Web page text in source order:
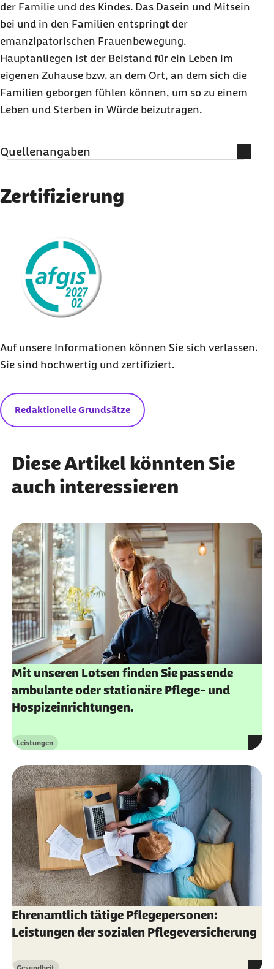
der Familie und des Kindes. Das Dasein und Mitsein
bei und in den Familien entspringt der
emanzipatorischen Frauenbewegung.
Hauptanliegen ist der Beistand für ein Leben im
eigenen Zuhause bzw. an dem Ort, an dem sich die
Familien geborgen fühlen können, um so zu einem
Leben und Sterben in Würde beizutragen.
Quellenangaben
Angehörige pflegen: Das Magazin für die
Pflege zu Hause, Pflegee.V.(Hrsg.), Ausgabe
www.angehoerige-pflegen.de
Zertifizierung
Auf unsere Informationen können Sie sich verlassen.
Sie sind hochwertig und zertifiziert.
Redaktionelle Grundsätze
Diese Artikel könnten Sie
auch interessieren
Mit unseren Lotsen finden Sie passende
ambulante oder stationäre Pflege- und
Hospizeinrichtungen.
Kategorie
Leistungen
Ehrenamtlich tätige Pflegepersonen:
Leistungen der sozialen Pflegeversicherung